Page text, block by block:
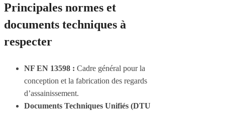
Principales normes et
documents techniques à
respecter
NF EN 13598 : Cadre général pour la
conception et la fabrication des regards
d’assainissement.
Documents Techniques Unifiés (DTU